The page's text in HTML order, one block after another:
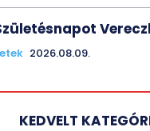
2026.08.09.
KEDVELT